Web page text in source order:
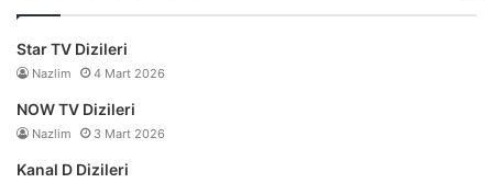
Star TV Dizileri
Nazlim 4 Mart 2026
NOW TV Dizileri
Nazlim 3 Mart 2026
Kanal D Dizileri